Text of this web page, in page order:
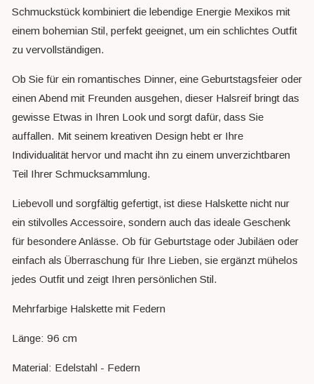
Schmuckstück kombiniert die lebendige Energie Mexikos mit
einem bohemian Stil, perfekt geeignet, um ein schlichtes Outfit
zu vervollständigen.
Ob Sie für ein romantisches Dinner, eine Geburtstagsfeier oder
einen Abend mit Freunden ausgehen, dieser Halsreif bringt das
gewisse Etwas in Ihren Look und sorgt dafür, dass Sie
auffallen. Mit seinem kreativen Design hebt er Ihre
Individualität hervor und macht ihn zu einem unverzichtbaren
Teil Ihrer Schmucksammlung.
Liebevoll und sorgfältig gefertigt, ist diese Halskette nicht nur
ein stilvolles Accessoire, sondern auch das ideale Geschenk
für besondere Anlässe. Ob für Geburtstage oder Jubiläen oder
einfach als Überraschung für Ihre Lieben, sie ergänzt mühelos
jedes Outfit und zeigt Ihren persönlichen Stil.
Mehrfarbige Halskette mit Federn
Länge: 96 cm
Material: Edelstahl - Federn